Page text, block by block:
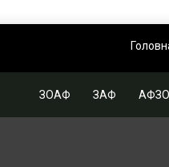
ЗОАФ ЗАФ АФЗО